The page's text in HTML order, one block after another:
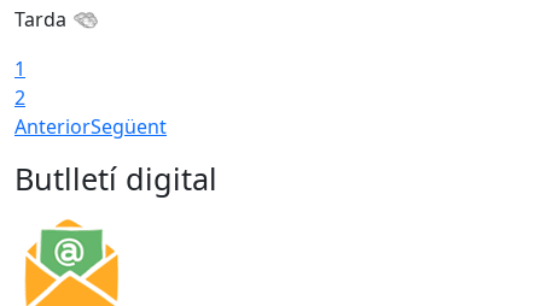
Tarda
1
2
AnteriorSegüent
Butlletí digital